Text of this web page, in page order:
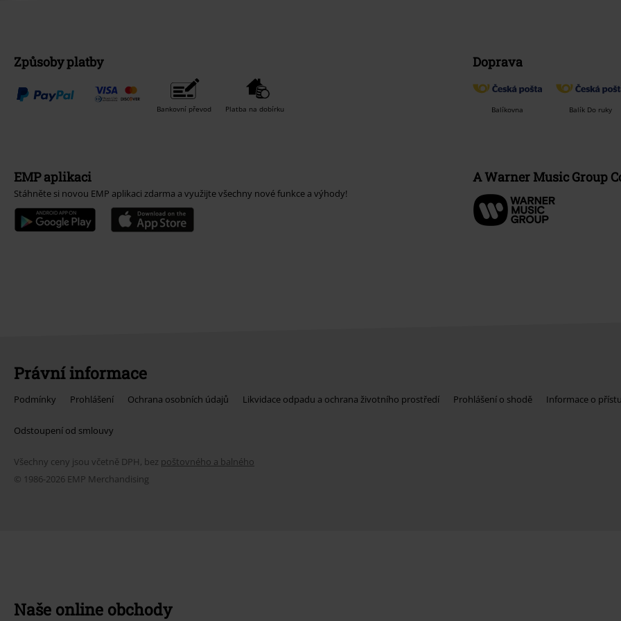
Způsoby platby
Bankovní převod Platba na dobírku
Doprava
Balíkovna Balík Do ruky
EMP aplikaci
Stáhněte si novou EMP aplikaci zdarma a využijte všechny nové funkce a výhody!
A Warner Music Group
Právní informace
Podmínky Prohlášení Ochrana osobních údajů Likvidace odpadu a ochrana životního prostředí Prohlášení o shodě Informace o
Odstoupení od smlouvy
Všechny ceny jsou včetně DPH, bez poštovného a balného
© 1986-2026 EMP Merchandising
Naše online obchody